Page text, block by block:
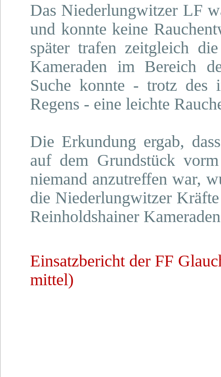
Das Niederlungwitzer LF
und konnte keine
später trafen zeitgleich
Kameraden im Bereich
Suche konnte - trotz des
Regens - eine leichte
Die Erkundung ergab,
auf dem Grundstück
niemand anzutreffen war,
die Niederlungwitzer
Reinholdshainer
Einsatzbericht der FF
mittel)